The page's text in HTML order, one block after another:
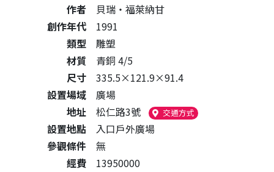
作者
貝瑞‧福萊納甘
創作年代
1991
類型
雕塑
材質
青銅 4/5
尺寸
335.5×121.9×91.4
設置場域
廣場
地址
松仁路3號 交通方式（另開新視窗）
設置地點
入口戶外廣場
參觀條件
無
經費
13950000